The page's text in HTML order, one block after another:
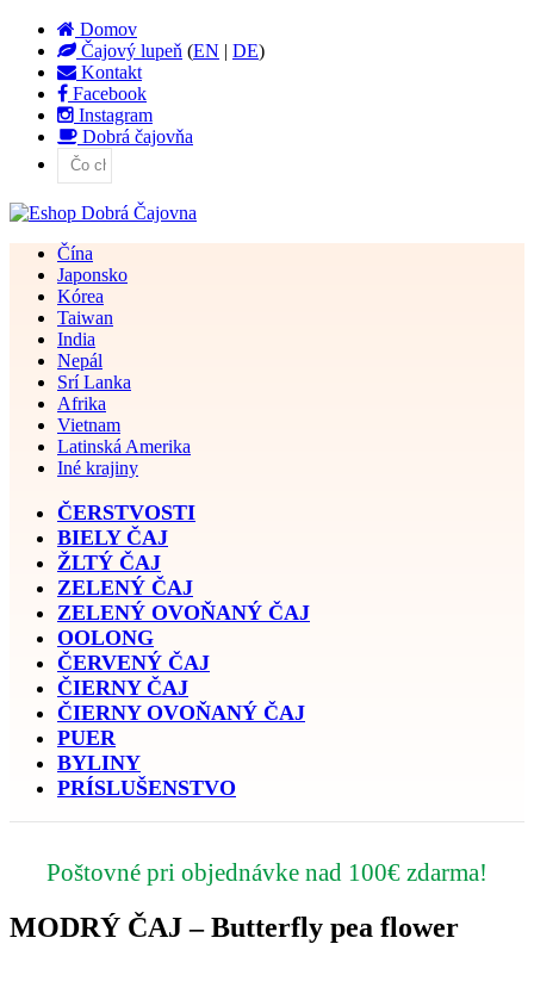
Domov
Čajový lupeň (EN | DE)
Kontakt
Facebook
Instagram
Dobrá čajovňa
Čína
Japonsko
Kórea
Taiwan
India
Nepál
Srí Lanka
Afrika
Vietnam
Latinská Amerika
Iné krajiny
ČERSTVOSTI
BIELY ČAJ
ŽLTÝ ČAJ
ZELENÝ ČAJ
ZELENÝ OVOŇANÝ ČAJ
OOLONG
ČERVENÝ ČAJ
ČIERNY ČAJ
ČIERNY OVOŇANÝ ČAJ
PUER
BYLINY
PRÍSLUŠENSTVO
Poštovné pri objednávke nad 100€ zdarma!
MODRÝ ČAJ – Butterfly pea flower